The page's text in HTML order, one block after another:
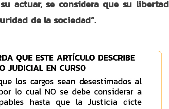
actuar, se considera que su libertad
de la sociedad”.